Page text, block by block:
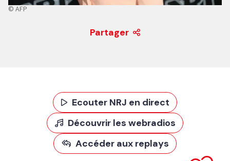
© AFP
Partager
Ecouter NRJ en direct
Découvrir les webradios
Accéder aux replays